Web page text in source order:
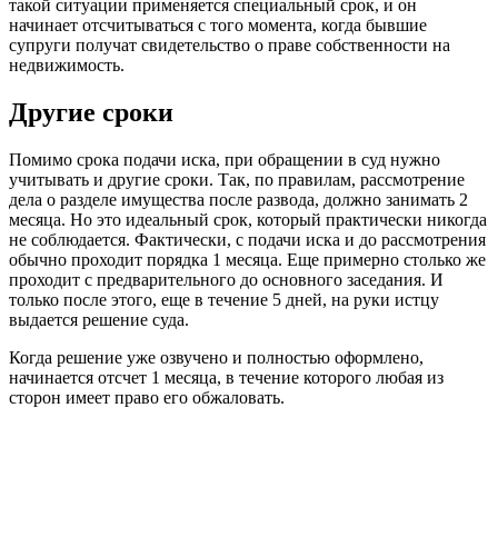
такой ситуации применяется специальный срок, и он
начинает отсчитываться с того момента, когда бывшие
супруги получат свидетельство о праве собственности на
недвижимость.
Другие сроки
Помимо срока подачи иска, при обращении в суд нужно
учитывать и другие сроки. Так, по правилам, рассмотрение
дела о разделе имущества после развода, должно занимать 2
месяца. Но это идеальный срок, который практически никогда
не соблюдается. Фактически, с подачи иска и до рассмотрения
обычно проходит порядка 1 месяца. Еще примерно столько же
проходит с предварительного до основного заседания. И
только после этого, еще в течение 5 дней, на руки истцу
выдается решение суда.
Когда решение уже озвучено и полностью оформлено,
начинается отсчет 1 месяца, в течение которого любая из
сторон имеет право его обжаловать.